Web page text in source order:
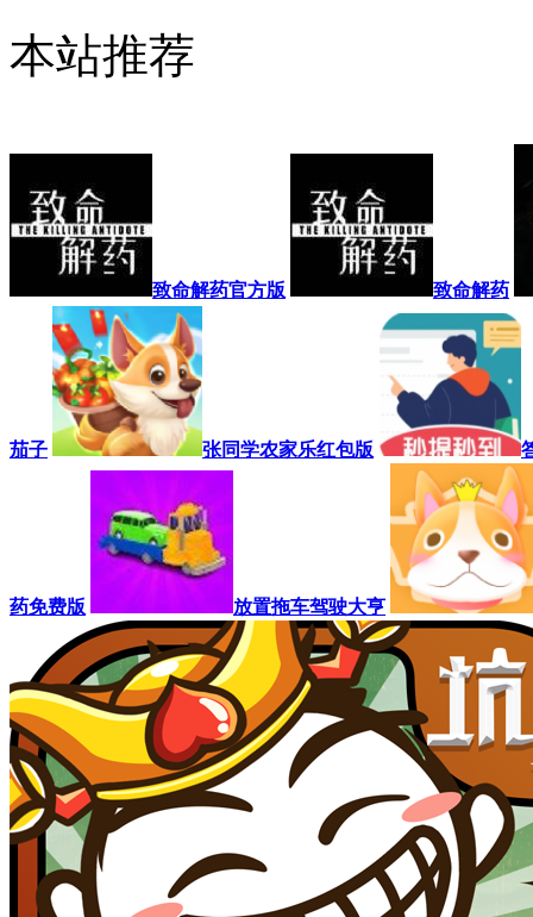
本站推荐
致命解药官方版 致命解药
茄子 张同学农家乐红包版
药免费版 放置拖车驾驶大亨